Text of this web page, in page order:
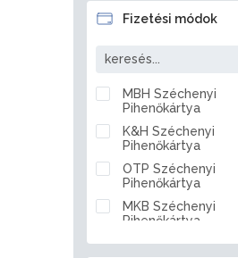
Badacsonytördemic
Baja
Bakonszeg
Bakonya
Bakonybél
Bakonynána
Bakonyszentlászló
Balassagyarmat
Fizetési módok
MBH Széchenyi
Pihenőkártya
K&H Széchenyi
Pihenőkártya
OTP Széchenyi
Pihenőkártya
MKB Széchenyi
Pihenőkártya
Készpénz